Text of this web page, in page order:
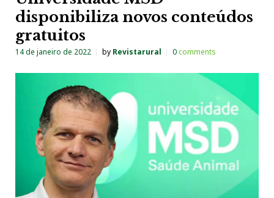
disponibiliza novos conteúdos
gratuitos
14 de janeiro de 2022 by Revistarural 0comments